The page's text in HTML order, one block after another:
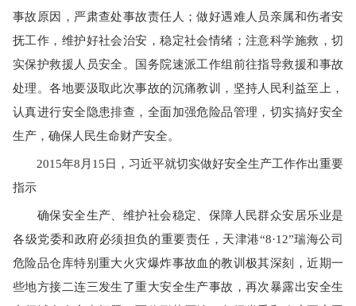
事故原因，严肃查处事故责任人；做好遇难人员亲属和伤者安
抚工作，维护好社会治安，稳定社会情绪；注意科学施救，切
实保护救援人员安全。国务院速派工作组前往指导救援和事故
处理。各地要汲取此次事故的沉痛教训，坚持人民利益至上，
认真进行安全隐患排查，全面加强危险品管理，切实搞好安全
生产，确保人民生命财产安全。
2015年8月15日，习近平就切实做好安全生产工作作出重要
指示
确保安全生产、维护社会稳定、保障人民群众安居乐业是
各级党委和政府必须担负的重要责任，天津港“8·12”瑞海公司
危险品仓库特别重大火灾爆炸事故血的教训极其深刻，近期一
些地方接二连三发生了重大安全生产事故，再次暴露出安全生